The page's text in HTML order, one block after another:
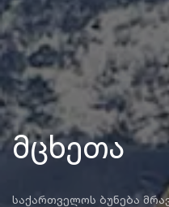
მცხეთა
საქართველოს ბუნება